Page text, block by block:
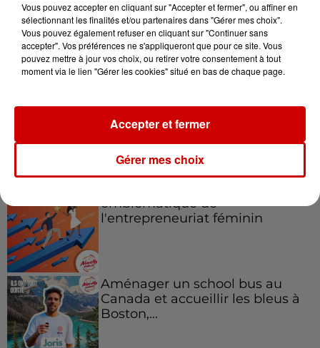
Le Duel - Gagnez votre balade
en jet ski !
Podcasts
emblématique de
l'entrepreneuriat féminin
Aménager un school bus au
Canada et accueillir les bleus à
Boston,...
Vous pouvez accepter en cliquant sur "Accepter et fermer", ou affiner en
sélectionnant les finalités et/ou partenaires dans "Gérer mes choix".
Vous pouvez également refuser en cliquant sur "Continuer sans
accepter". Vos préférences ne s'appliqueront que pour ce site. Vous
pouvez mettre à jour vos choix, ou retirer votre consentement à tout
moment via le lien "Gérer les cookies" situé en bas de chaque page.
Gérer mes choix
Accepter et fermer